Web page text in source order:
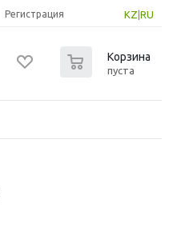
KZ RU
Регистрация
Корзина
пуста